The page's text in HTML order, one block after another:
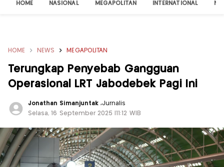
HOME NASIONAL MEGAPOLITAN INTERNATIONAL
HOME NEWS MEGAPOLITAN
Terungkap Penyebab Gangguan
Operasional LRT Jabodebek Pagi Ini
Jonathan Simanjuntak,Jurnalis
Selasa, 16 September 2025 |11:12 WIB